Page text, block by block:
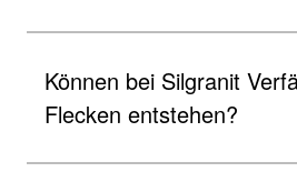
Können bei Silgranit
Flecken entstehen?